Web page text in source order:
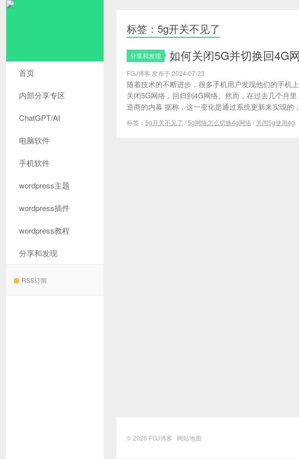
首页
内部分享专区
ChatGPT/AI
电脑软件
手机软件
wordpress主题
wordpress插件
wordpress教程
分享和发现
RSS订阅
标签：5g开关不见了
分享和发现 如何关闭5G并切换回4G
FGJ博客 发布于 2024-07-23
随着技术的不断进步，很多手机用户发现他们的手机
关闭5G网络，回归到4G网络。然而，在过去几个月
造商的内幕 据称，这一变化是通过系统更新来实现的
标签： 5g开关不见了 /5g网络怎么切换4g网络 / 关闭5g使用4g
© 2026 FGJ博客 网站地图